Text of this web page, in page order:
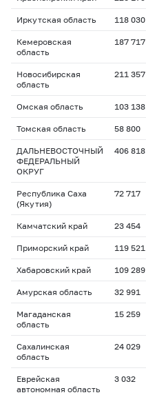
Иркутская область 118 030
Кемеровская
область
187 717
Новосибирская
область
211 357
Омская область 103 138
Томская область 58 800
ДАЛЬНЕВОСТОЧНЫЙ
ФЕДЕРАЛЬНЫЙ
ОКРУГ
406 818
Республика Саха
(Якутия)
72 717
Камчатский край 23 454
Приморский край 119 521
Хабаровский край 109 289
Амурская область 32 991
Магаданская
область
15 259
Сахалинская
область
24 029
Еврейская
автономная область
3 032